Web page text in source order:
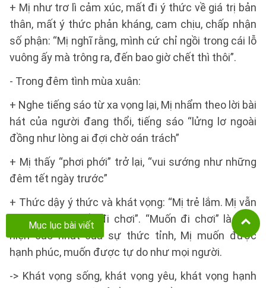
Mục lục bài viết
+ Mị như trơ lì cảm xúc, mất đi ý thức về giá trị bản
thân, mất ý thức phản kháng, cam chịu, chấp nhận
số phận: “Mị nghĩ rằng, mình cứ chỉ ngồi trong cái lỗ
vuông ấy mà trông ra, đến bao giờ chết thì thôi”.
- Trong đêm tình mùa xuân:
+ Nghe tiếng sáo từ xa vọng lại, Mị nhẩm theo lời bài
hát của người đang thổi, tiếng sáo “lửng lơ ngoài
đồng như lòng ai đợi chờ oán trách”
+ Mị thấy “phơi phới” trở lại, “vui sướng như những
đêm tết ngày trước”
+ Thức dậy ý thức và khát vọng: “Mị trẻ lắm. Mị vẫn
còn trẻ. Mị muốn đi chơi”. “Muốn đi chơi” là biểu
hiện cao nhất của sự thức tỉnh, Mị muốn được
hạnh phúc, muốn được tự do như mọi người.
-> Khát vọng sống, khát vọng yêu, khát vọng hạnh